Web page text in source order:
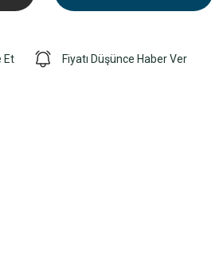
Et Fiyatı Düşünce Haber Ver